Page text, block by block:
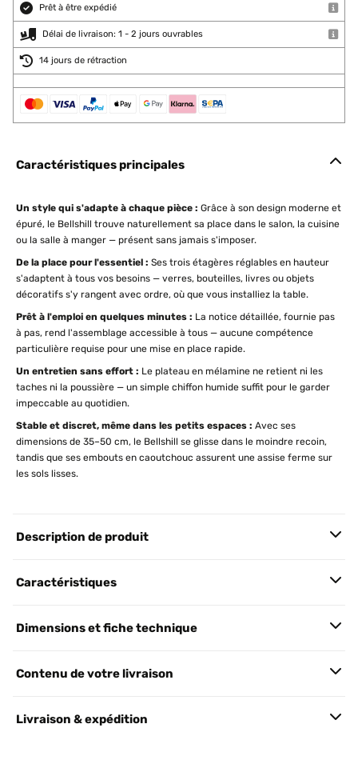
Prêt à être expédié
Délai de livraison: 1 - 2 jours ouvrables
14 jours de rétraction
Caractéristiques principales
Un style qui s'adapte à chaque pièce : Grâce à son design moderne et
épuré, le Bellshill trouve naturellement sa place dans le salon, la cuisine
ou la salle à manger — présent sans jamais s'imposer.
De la place pour l'essentiel : Ses trois étagères réglables en hauteur
s'adaptent à tous vos besoins — verres, bouteilles, livres ou objets
décoratifs s'y rangent avec ordre, où que vous installiez la table.
Prêt à l'emploi en quelques minutes : La notice détaillée, fournie pas
à pas, rend l'assemblage accessible à tous — aucune compétence
particulière requise pour une mise en place rapide.
Un entretien sans effort : Le plateau en mélamine ne retient ni les
taches ni la poussière — un simple chiffon humide suffit pour le garder
impeccable au quotidien.
Stable et discret, même dans les petits espaces : Avec ses
dimensions de 35–50 cm, le Bellshill se glisse dans le moindre recoin,
tandis que ses embouts en caoutchouc assurent une assise ferme sur
les sols lisses.
Description de produit
Caractéristiques
Dimensions et fiche technique
Contenu de votre livraison
Livraison & expédition